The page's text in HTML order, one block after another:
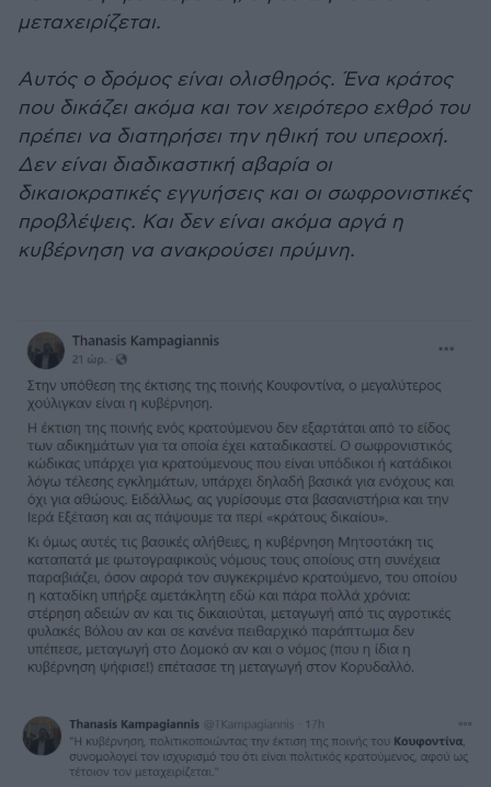
μεταχειρίζεται.
Αυτός ο δρόμος είναι ολισθηρός. Ένα κράτος
που δικάζει ακόμα και τον χειρότερο εχθρό του
πρέπει να διατηρήσει την ηθική του υπεροχή.
Δεν είναι διαδικαστική αβαρία οι
δικαιοκρατικές εγγυήσεις και οι σωφρονιστικές
προβλέψεις. Και δεν είναι ακόμα αργά η
κυβέρνηση να ανακρούσει πρύμνη.